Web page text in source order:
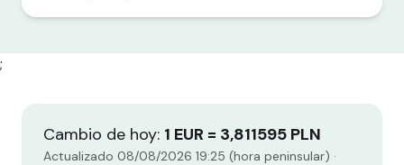
;
Cambio de hoy: 1 EUR = 3,811595 PLN
Actualizado 08/08/2026 19:25 (hora peninsular) ·